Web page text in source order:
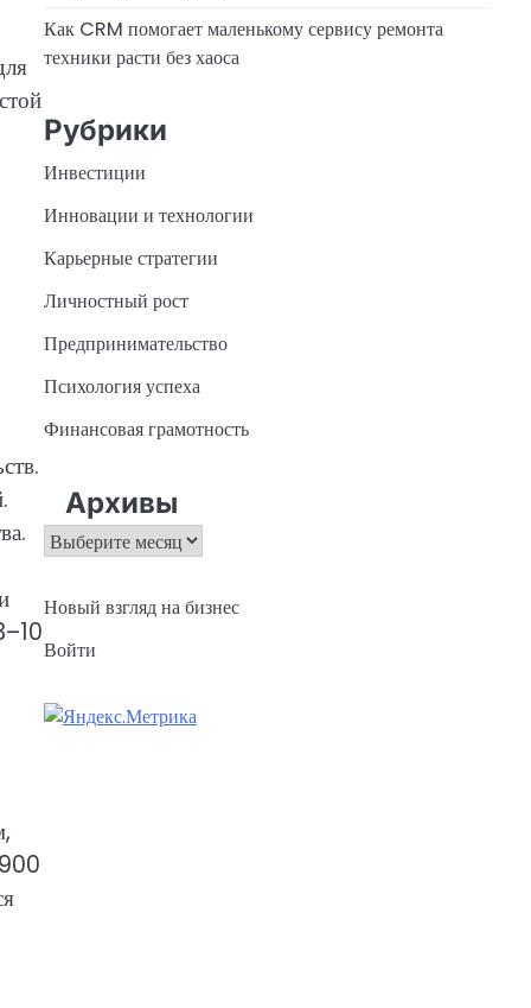
Как CRM помогает маленькому сервису ремонта
техники расти без хаоса
Рубрики
Инвестиции
Инновации и технологии
Карьерные стратегии
Личностный рост
Предпринимательство
Психология успеха
Финансовая грамотность
Архивы
Архивы
Новый взгляд на бизнес
Войти